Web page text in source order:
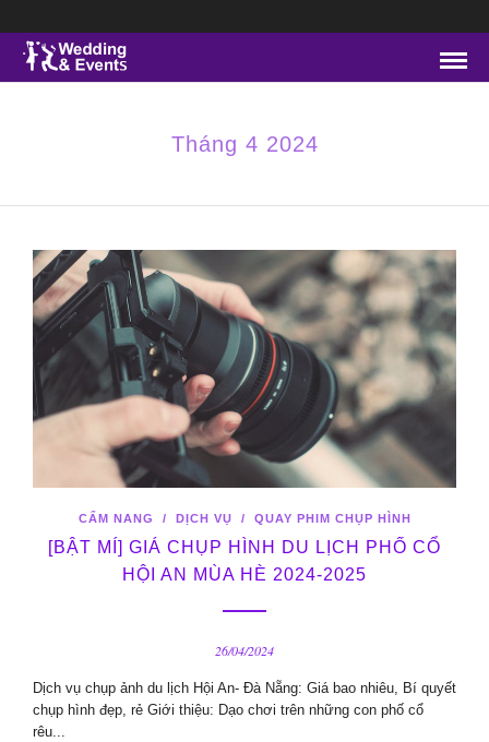
Tháng 4 2024
CẨM NANG / DỊCH VỤ / QUAY PHIM CHỤP HÌNH
[BẬT MÍ] GIÁ CHỤP HÌNH DU LỊCH PHỐ CỔ
HỘI AN MÙA HÈ 2024-2025
26/04/2024
Dịch vụ chụp ảnh du lịch Hội An- Đà Nẵng: Giá bao nhiêu, Bí quyết
chụp hình đẹp, rẻ Giới thiệu: Dạo chơi trên những con phố cổ
rêu...